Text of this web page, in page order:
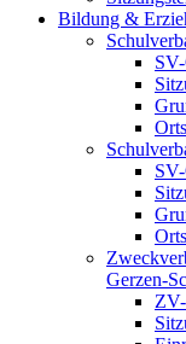
Bildung &
Gerzen-